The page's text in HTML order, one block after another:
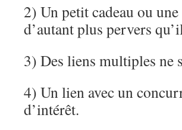
2) Un petit cadeau ou
d’autant plus pervers
3) Des liens multiples ne
4) Un lien avec un
d’intérêt.